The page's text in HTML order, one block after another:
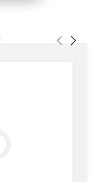
Previous
Next